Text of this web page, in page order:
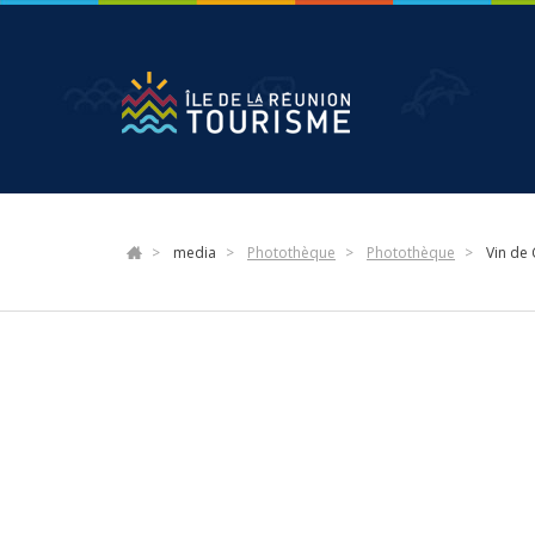
media Photothèque Photothèque Vin de